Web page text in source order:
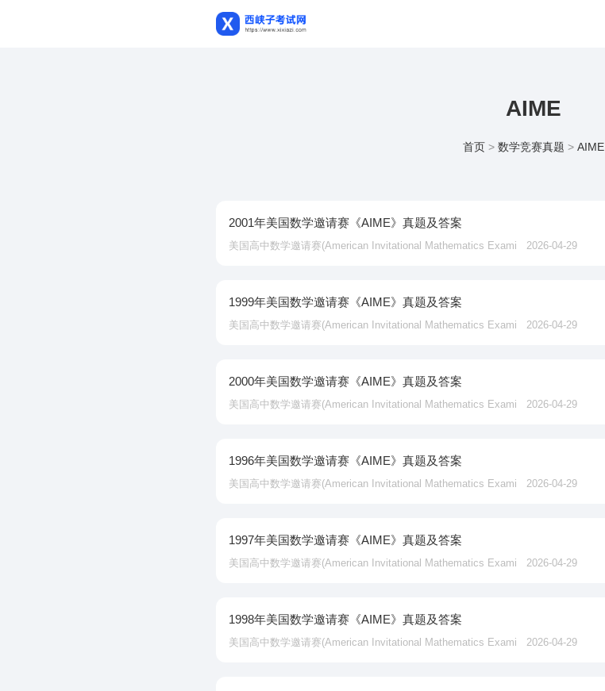
AIME
首页 > 数学竞赛真题 > AIME
2001年美国数学邀请赛《AIME》真题及答案
美国高中数学邀请赛‌(American Invitational Mathematics Exami 2026-04-29
1999年美国数学邀请赛《AIME》真题及答案
美国高中数学邀请赛‌(American Invitational Mathematics Exami 2026-04-29
2000年美国数学邀请赛《AIME》真题及答案
美国高中数学邀请赛‌(American Invitational Mathematics Exami 2026-04-29
1996年美国数学邀请赛《AIME》真题及答案
美国高中数学邀请赛‌(American Invitational Mathematics Exami 2026-04-29
1997年美国数学邀请赛《AIME》真题及答案
美国高中数学邀请赛‌(American Invitational Mathematics Exami 2026-04-29
1998年美国数学邀请赛《AIME》真题及答案
美国高中数学邀请赛‌(American Invitational Mathematics Exami 2026-04-29